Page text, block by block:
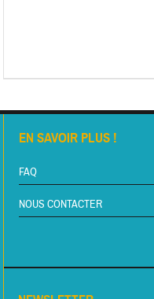
EN SAVOIR PLUS !
FAQ
NOUS CONTACTER